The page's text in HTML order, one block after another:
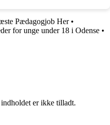
Pædagogjob Her•
for unge under 18 i Odense •
er ikke tilladt.